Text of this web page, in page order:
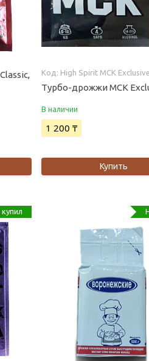
High Spirit МСК Exclusive
Турбо-дрожжи МСК
В наличии
1 200 ₸
Купить